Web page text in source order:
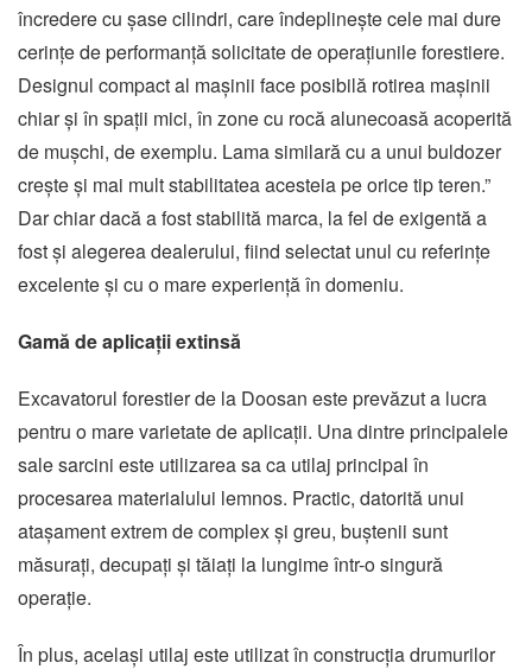
încredere cu șase cilindri, care îndeplinește cele mai dure
cerințe de performanță solicitate de operațiunile forestiere.
Designul compact al mașinii face posibilă rotirea mașinii
chiar și în spații mici, în zone cu rocă alunecoasă acoperită
de mușchi, de exemplu. Lama similară cu a unui buldozer
crește și mai mult stabilitatea acesteia pe orice tip teren.”
Dar chiar dacă a fost stabilită marca, la fel de exigentă a
fost și alegerea dealerului, fiind selectat unul cu referințe
excelente și cu o mare experiență în domeniu.
Gamă de aplicații extinsă
Excavatorul forestier de la Doosan este prevăzut a lucra
pentru o mare varietate de aplicații. Una dintre principalele
sale sarcini este utilizarea sa ca utilaj principal în
procesarea materialului lemnos. Practic, datorită unui
atașament extrem de complex și greu, buștenii sunt
măsurați, decupați și tăiați la lungime într-o singură
operație.
În plus, același utilaj este utilizat în construcția drumurilor